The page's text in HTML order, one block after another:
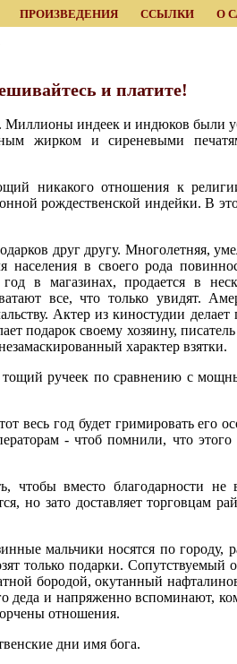
ПРОИЗВЕДЕНИЯ ССЫЛКИ О
и платите!
Миллионы индеек и индюков были
жирком и сиреневыми
никакого отношения к
рождественской индейки. В
друг другу. Многолетняя,
населения в своего рода
в магазинах, продается в
все, что только увидят.
Актер из киностудии делает
подарок своему хозяину,
характер взятки.
ручеек по сравнению с
весь год будет гримировать его
- чтоб помнили, что
вместо благодарности не
но зато доставляет торговцам
мальчики носятся по городу,
только подарки. Сопутствуемый
бородой, окутанный
деда и напряженно вспоминают,
отношения.
дни имя бога.